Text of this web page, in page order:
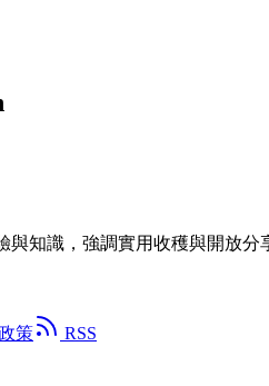
與知識，強調實用收穫與開放分
策 RSS